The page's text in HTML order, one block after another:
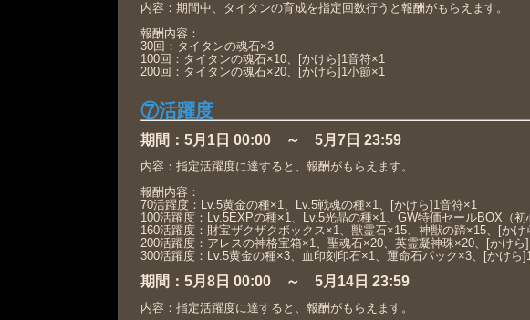
内容：期間中、タイタンの育成を指定回数行うと報酬がもらえます。
報酬内容：
30回：タイタンの魂石×3
100回：タイタンの魂石×10、[かけら]1音符×1
200回：タイタンの魂石×20、[かけら]1小節×1
⑦活躍度
期間：5月1日 00:00 ～ 5月7日 23:59
内容：指定活躍度に達すると、報酬がもらえます。
報酬内容：
70活躍度：Lv.5黄金の種×1、Lv.5戦魂の種×1、[かけら]1音符×1
100活躍度：Lv.5EXPの種×1、Lv.5光晶の種×1、GW特価セールBOX（
160活躍度：財宝ザクザクボックス×1、獣霊石×15、神獣の蹄×15、[かけ
200活躍度：アレスの神格宝箱×1、聖魂石×20、英霊凝神珠×20、[かけら
300活躍度：Lv.5黄金の種×3、血印刻印石×1、運命石パック×3、[かけら
期間：5月8日 00:00 ～ 5月14日 23:59
内容：指定活躍度に達すると、報酬がもらえます。